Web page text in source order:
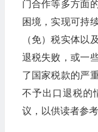
门合作等多方面
困境，实现可持
（免）税实体以
退税失败，或一
了国家税款的严
不予出口退税的
议，以供读者参考